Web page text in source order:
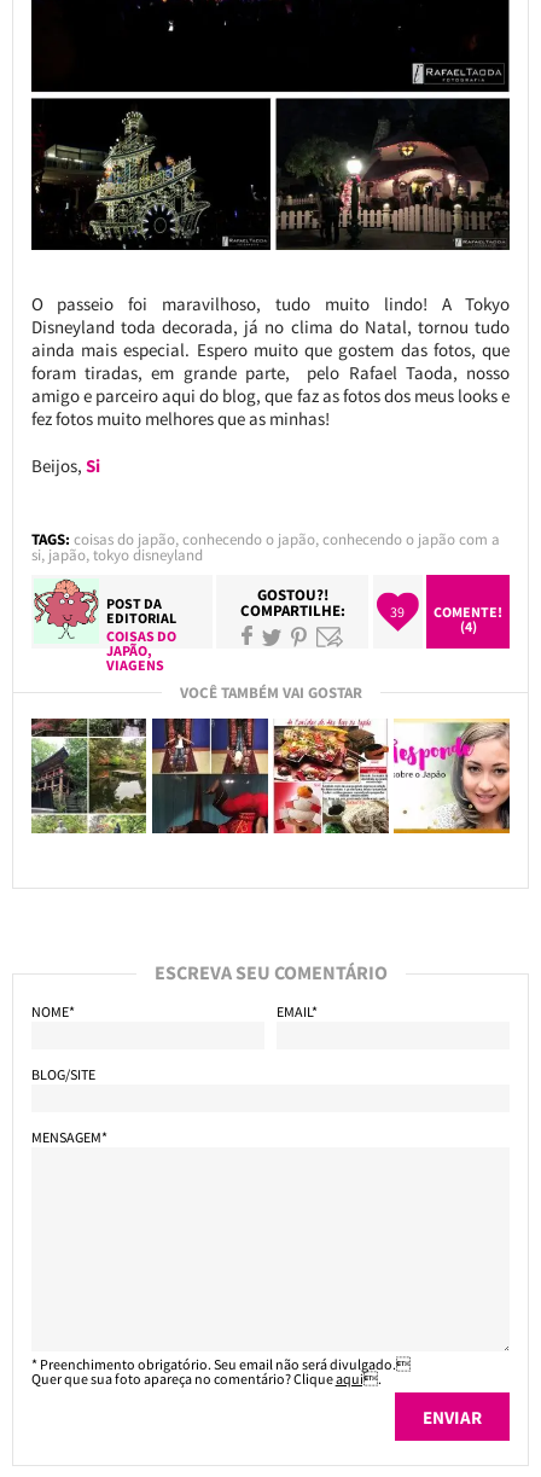
O passeio foi maravilhoso, tudo muito lindo! A Tokyo
Disneyland toda decorada, já no clima do Natal, tornou tudo
ainda mais especial. Espero muito que gostem das fotos, que
foram tiradas, em grande parte, pelo Rafael Taoda, nosso
amigo e parceiro aqui do blog, que faz as fotos dos meus looks e
fez fotos muito melhores que as minhas!
Beijos, Si
TAGS: coisas do japão,conhecendo o japão,conhecendo o japão com a
si, japão,tokyo disneyland
POST DA
EDITORIAL
COISAS DO
JAPÃO,
VIAGENS
GOSTOU?!
COMPARTILHE: 39
COMENTE!
(4)
VOCÊ TAMBÉM VAI GOSTAR
ESCREVA SEU COMENTÁRIO
NOME* EMAIL*
BLOG/SITE
MENSAGEM*
* Preenchimento obrigatório. Seu email não será divulgado.
Quer que sua foto apareça no comentário? Cliqueaqui.